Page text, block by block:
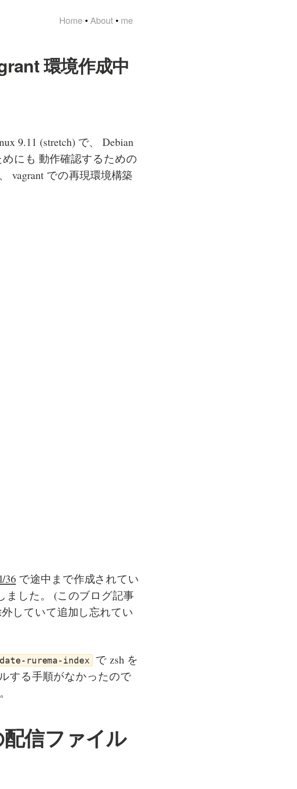
Home • About • me
環境作成中
9.11 (stretch) で、 Debian
めにも 動作確認するための
vagrant での再現環境構築
36で途中まで作成されてい
ました。 (このブログ記事
していて追加し忘れてい
rurema-index
で zsh を
する手順がなかったので
信ファイル